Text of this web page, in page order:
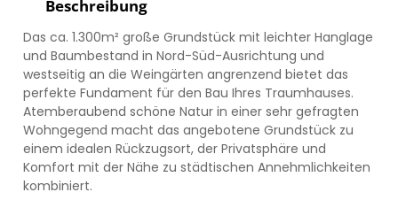
Beschreibung
Das ca. 1.300m² große Grundstück mit leichter Hanglage
und Baumbestand in Nord-Süd-Ausrichtung und
westseitig an die Weingärten angrenzend bietet das
perfekte Fundament für den Bau Ihres Traumhauses.
Atemberaubend schöne Natur in einer sehr gefragten
Wohngegend macht das angebotene Grundstück zu
einem idealen Rückzugsort, der Privatsphäre und
Komfort mit der Nähe zu städtischen Annehmlichkeiten
kombiniert.